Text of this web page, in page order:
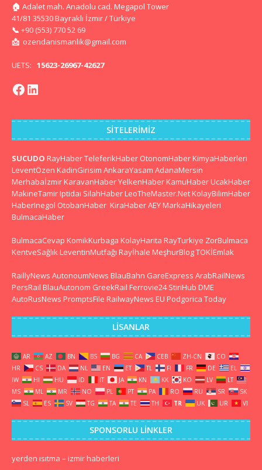
🏠 Adalet mah. Anadolu cad. Megapol Tower
41/81 35530 Bayraklı İzmir / Türkiye
📞 +90 (553) 770 52 69
📩 ozendanismanlik@gmail.com
UETS: 15623-26967-42627
SITELERIMIZ
SUCUDO RayHaberTeleferikHaber OtonomHaber KimyaHaberleri
LeventÖzen KadinGirisim AnkaraYasam AdanaMersin
Merhabaİzmir KaravanHaberYelkenHaber KamuHaber UcakHaber
MakineTamir Iptidai SilahHaber LeoTheMaster.Net KolayBilimHaber
HaberInegol OtobanHaber KiraHaberAEY MarkaHikayeleri
BulmacaHaber
BulmacaCevap KomikKurbaga KolayHarita RayTurkiye ZorBulmaca
KentveSağlık LeventinMutfağı Rayİhale MeşhurBlogTOKİEmlak
RaillyNews AutonoumNews BlauBahn GareExpress ArabRailNews
PersRail BlauAutonom GreekRail Ferrovie24 StiriHub DME
AutoRusNews PromptsFile RailwayNews EU Podgorica Today
LISANLAR
AR AZ BN BS BG CA CEB ZH-CN
CO
HR
CS DA NL EN ET TL FI FR DE
EL
IW
HI HU ID IT JA KN KK KO LV
LT
MS
ML MR NO PL PT PA RO RU SR
SK
SL
ES SV TG TA TE TH TR UK UR VI
SPONSORLU LINKLER
yerden ısıtma – izmir haberleri